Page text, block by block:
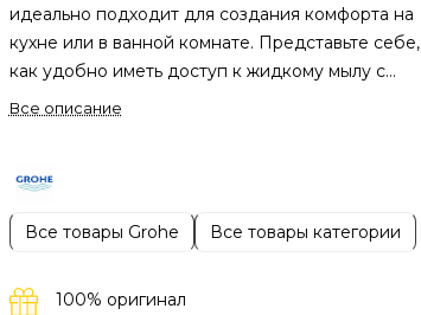
идеально подходит для создания комфорта на
кухне или в ванной комнате. Представьте себе,
как удобно иметь доступ к жидкому мылу с
помощью простого нажатия. Это устройство не
порядок, минимизируя разливы. Дозатор
прозрачного дизайна легко вписывается в
современные интерьеры, что делает его
обстановки.Среди возможностей дозатора
Все описание
Все товары Grohe Все товары категории
100% оригинал